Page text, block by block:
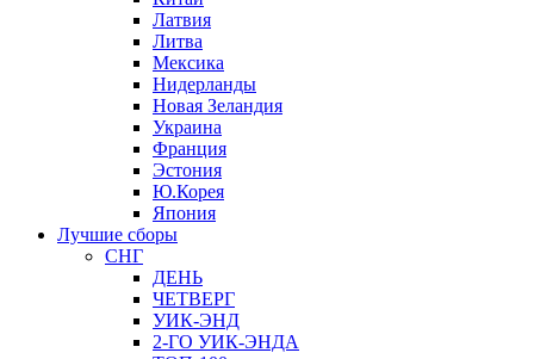
Латвия
Литва
Мексика
Нидерланды
Новая Зеландия
Украина
Франция
Эстония
Ю.Корея
Япония
Лучшие сборы
СНГ
ДЕНЬ
ЧЕТВЕРГ
УИК-ЭНД
2-ГО УИК-ЭНДА